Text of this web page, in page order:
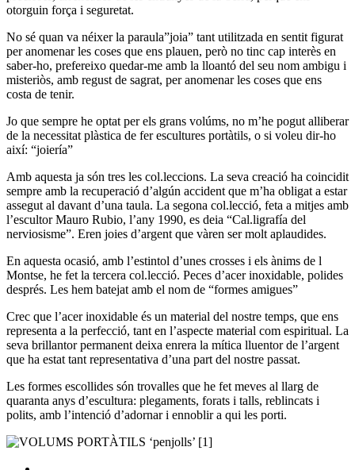
otorguin força i seguretat.
No sé quan va néixer la paraula”joia” tant utilitzada en sentit figurat
per anomenar les coses que ens plauen, però no tinc cap interès en
saber-ho, prefereixo quedar-me amb la lloantó del seu nom ambigu i
misteriòs, amb regust de sagrat, per anomenar les coses que ens
costa de tenir.
Jo que sempre he optat per els grans volúms, no m’he pogut alliberar
de la necessitat plàstica de fer escultures portàtils, o si voleu dir-ho
així: “joiería”
Amb aquesta ja són tres les col.leccions. La seva creació ha coincidit
sempre amb la recuperació d’algún accident que m’ha obligat a estar
assegut al davant d’una taula. La segona col.lecció, feta a mitjes amb
l’escultor Mauro Rubio, l’any 1990, es deia “Cal.ligrafía del
nerviosisme”. Eren joies d’argent que vàren ser molt aplaudides.
En aquesta ocasió, amb l’estintol d’unes crosses i els ànims de l
Montse, he fet la tercera col.lecció. Peces d’acer inoxidable, polides
després. Les hem batejat amb el nom de “formes amigues”
Crec que l’acer inoxidable és un material del nostre temps, que ens
representa a la perfecció, tant en l’aspecte material com espiritual. La
seva brillantor permanent deixa enrera la mítica lluentor de l’argent
que ha estat tant representativa d’una part del nostre passat.
Les formes escollides són trovalles que he fet meves al llarg de
quaranta anys d’escultura: plegaments, forats i talls, reblincats i
polits, amb l’intenció d’adornar i ennoblir a qui les porti.